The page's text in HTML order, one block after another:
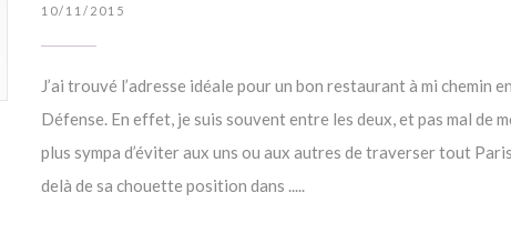
10/11/2015
J’ai trouvé l’adresse idéale pour un bon restaurant à mi chemin
Défense. En effet, je suis souvent entre les deux, et pas mal de
plus sympa d’éviter aux uns ou aux autres de traverser tout
delà de sa chouette position dans .....